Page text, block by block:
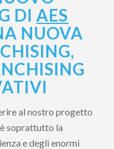
DIAES
NUOVA
al nostro progetto
soprattutto la
e degli enormi